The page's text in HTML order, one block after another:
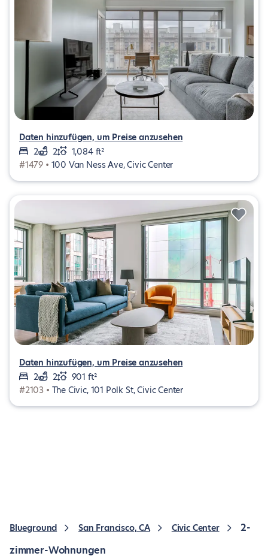
Daten hinzufügen, um Preise anzusehen
2
2
1,084 ft²
#1479 • 100 Van Ness Ave, Civic Center
Daten hinzufügen, um Preise anzusehen
2
2
901 ft²
#2103 • The Civic, 101 Polk St, Civic Center
Blueground San Francisco, CA Civic Center
2-
zimmer-Wohnungen